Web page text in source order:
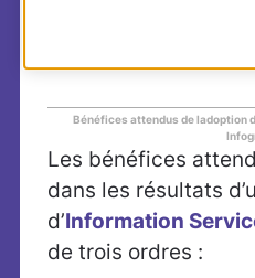
Bénéfices attendus de ladoption
Les bénéfices
dans les résultats
d’Information
de trois ordres :